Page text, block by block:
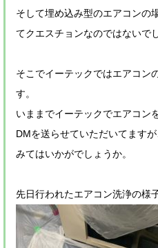
そして埋め込み型のエアコンの
てクエスチョンなのではないで
そこでイーテックではエアコン
す。
いままでイーテックでエアコン
DMを送らせていただいてます
みてはいかがでしょうか。
先日行われたエアコン洗浄の様